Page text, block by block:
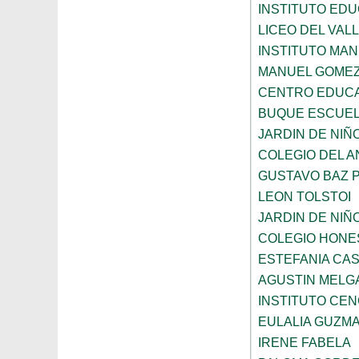
INSTITUTO
LICEO DEL
INSTITUTO
MANUEL
CENTRO
BUQUE
JARDIN DE
COLEGIO DEL
GUSTAVO BAZ
LEON TOLSTOI
JARDIN DE
COLEGIO
ESTEFANIA
AGUSTIN
INSTITUTO
EULALIA
IRENE FABELA